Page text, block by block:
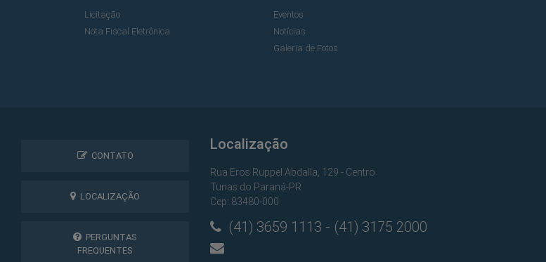
Licitação
Nota Fiscal Eletrônica
Eventos
Notícias
Galeria de Fotos
CONTATO
LOCALIZAÇÃO
PERGUNTAS
FREQUENTES
Localização
Rua Eros Ruppel Abdalla, 129 - Centro
Tunas do Paraná-PR
Cep: 83480-000
(41) 3659 1113 - (41) 3175 2000